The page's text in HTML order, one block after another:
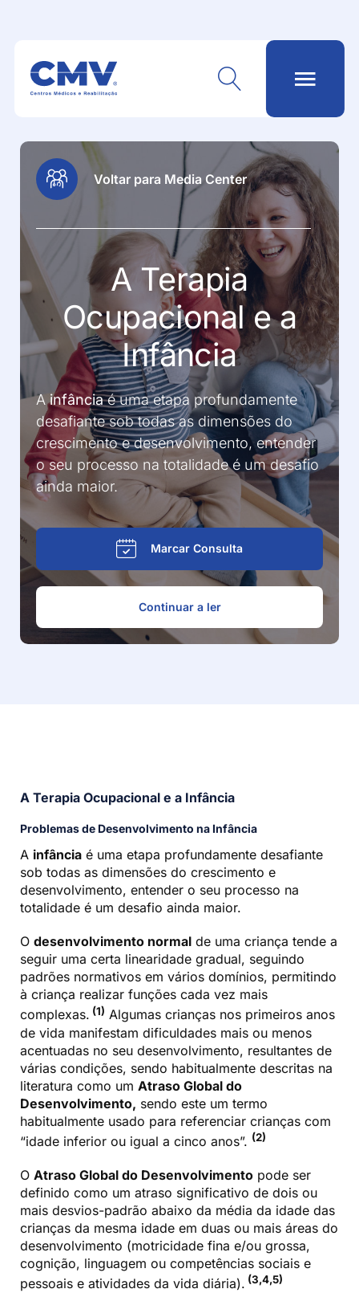
Voltar para Media Center
A Terapia
Ocupacional e a
Infância
Ainfânciaé uma etapa profundamente
desafiante sob todas as dimensões do
crescimento e desenvolvimento, entender
o seu processo na totalidade é um desafio
ainda maior.
Marcar Consulta
Continuar a ler
A Terapia Ocupacional e a Infância
Problemas de Desenvolvimento na Infância
A infânciaé uma etapa profundamente desafiante
sob todas as dimensões do crescimento e
desenvolvimento, entender o seu processo na
totalidade é um desafio ainda maior.
O desenvolvimento normalde uma criança tende a
seguir uma certa linearidade gradual, seguindo
padrões normativos em vários domínios, permitindo
à criança realizar funções cada vez mais
complexas. (1) Algumas crianças nos primeiros anos
de vida manifestam dificuldades mais ou menos
acentuadas no seu desenvolvimento, resultantes de
várias condições, sendo habitualmente descritas na
literatura como um Atraso Global do
Desenvolvimento, sendo este um termo
habitualmente usado para referenciar crianças com
“idade inferior ou igual a cinco anos”. (2)
O Atraso Global do Desenvolvimentopode ser
definido como um atraso significativo de dois ou
mais desvios-padrão abaixo da média da idade das
crianças da mesma idade em duas ou mais áreas do
desenvolvimento (motricidade fina e/ou grossa,
cognição, linguagem ou competências sociais e
pessoais e atividades da vida diária). (3,4,5)